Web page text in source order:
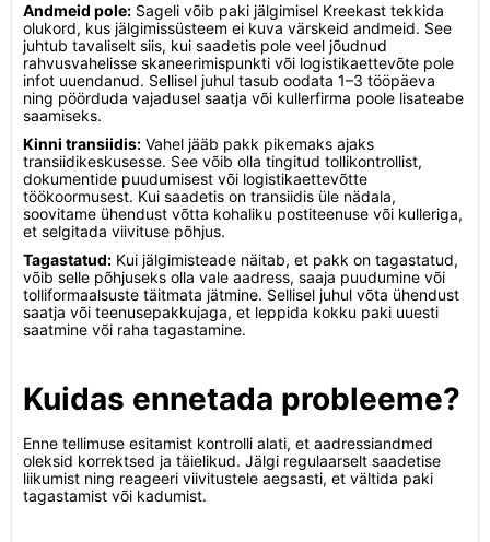
Andmeid pole: Sageli võib paki jälgimisel Kreekast tekkida
olukord, kus jälgimissüsteem ei kuva värskeid andmeid. See
juhtub tavaliselt siis, kui saadetis pole veel jõudnud
rahvusvahelisse skaneerimispunkti või logistikaettevõte pole
infot uuendanud. Sellisel juhul tasub oodata 1–3 tööpäeva
ning pöörduda vajadusel saatja või kullerfirma poole lisateabe
saamiseks.
Kinni transiidis: Vahel jääb pakk pikemaks ajaks
transiidikeskusesse. See võib olla tingitud tollikontrollist,
dokumentide puudumisest või logistikaettevõtte
töökoormusest. Kui saadetis on transiidis üle nädala,
soovitame ühendust võtta kohaliku postiteenuse või kulleriga,
et selgitada viivituse põhjus.
Tagastatud: Kui jälgimisteade näitab, et pakk on tagastatud,
võib selle põhjuseks olla vale aadress, saaja puudumine või
tolliformaalsuste täitmata jätmine. Sellisel juhul võta ühendust
saatja või teenusepakkujaga, et leppida kokku paki uuesti
saatmine või raha tagastamine.
Kuidas ennetada probleeme?
Enne tellimuse esitamist kontrolli alati, et aadressiandmed
oleksid korrektsed ja täielikud. Jälgi regulaarselt saadetise
liikumist ning reageeri viivitustele aegsasti, et vältida paki
tagastamist või kadumist.